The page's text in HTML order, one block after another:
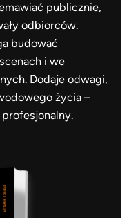
publicznie,
odbiorców.
budować
i we
Dodaje odwagi,
życia –